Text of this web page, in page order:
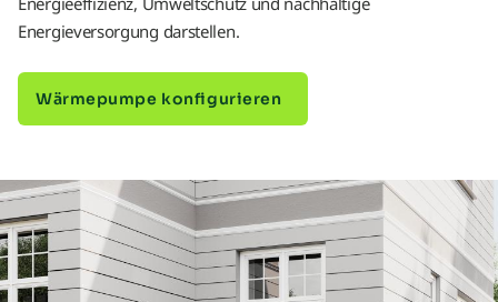
Energieversorgung darstellen.
Wärmepumpe konfigurieren